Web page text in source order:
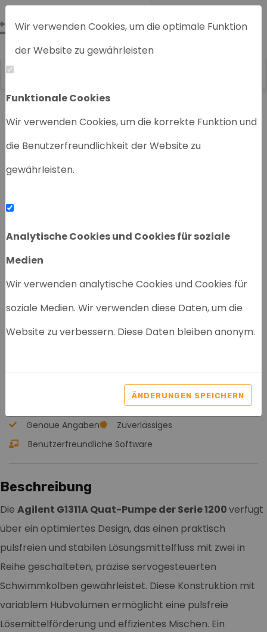
Wir verwenden Cookies, um die optimale Funktion
der Website zu gewährleisten
Funktionale Cookies
Wir verwenden Cookies, um die korrekte Funktion und
die Benutzerfreundlichkeit der Website zu
gewährleisten.
Analytische Cookies und Cookies für soziale
Medien
Wir verwenden analytische Cookies und Cookies für
soziale Medien. Wir verwenden diese Daten, um die
Website zu verbessern. Diese Daten bleiben anonym.
ÄNDERUNGEN SPEICHERN
Home Chromatographiegeräte
G1311A QUATERNÄRE
PUMPE 1200 HPLC-
Genaue Angaben
Zuverlässiges
Benutzerfreundliche Software
Beschreibung
Die Agilent G1311A Quat-Pumpe der Serie 1200verfügt
über ein optimiertes Design, das einen praktisch
pulsfreien und stabilen Lösungsmittelfluss mit zwei in
Reihe geschalteten, präzise servogesteuerten
Schwimmkolben gewährleistet. Diese Konstruktion mit
variablem Hubvolumen ermöglicht eine pulsfreie
Lösemittelförderung und effizientes Mischen. Ein